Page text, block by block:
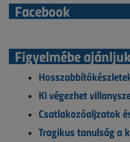
Facebook
Figyelmébe ajánljuk
Ki végezhet
Csatlakozóaljzatok
Tragikus tanulság a